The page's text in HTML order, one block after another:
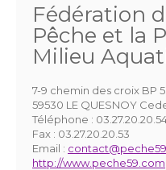
Fédération
Pêche et la
Milieu
7-9 chemin des croix BP
59530 LE QUESNOY
Téléphone :
Fax : 03.27.20.20.53
Email :
http://www.peche59.com